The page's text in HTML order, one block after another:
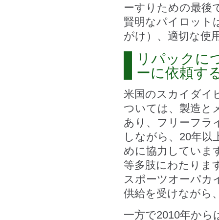
ーすりための最後
賢明なパイロット
がけ）、適切な使
リパックに
ーに依頼す
米国のスカイダイ
ついては、製造と
あり、フリーフラ
しながら、20年
めに協力していま
等多肢にわたりま
スポーツオーパカ
供給を受けながら
一方で2010年か